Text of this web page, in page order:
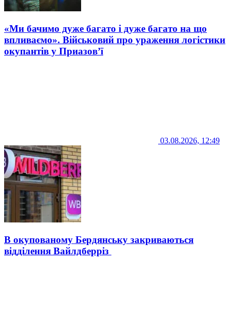
«Ми бачимо дуже багато і дуже багато на що
впливаємо». Військовий про ураження логістики
окупантів у Приазов’ї
03.08.2026, 12:49
В окупованому Бердянську закриваються
відділення Вайлдберріз